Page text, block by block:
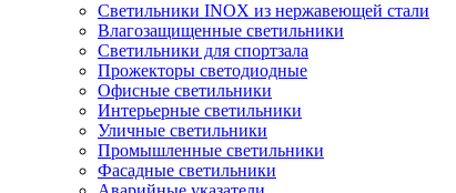
Светильники INOX из нержавеющей стали
Влагозащищенные светильники
Светильники для спортзала
Прожекторы светодиодные
Офисные светильники
Интерьерные светильники
Уличные светильники
Промышленные светильники
Фасадные светильники